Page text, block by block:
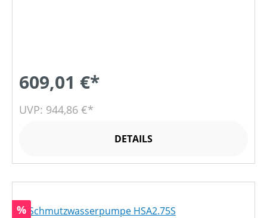
609,01 €*
UVP: 944,86 €*
DETAILS
Rabatt
%